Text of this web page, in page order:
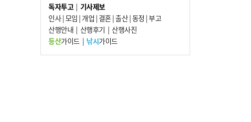
7
‘혐오표현’ 쓰면 지방공무원 최대 파면까지
중징계
8
부산 해운대구 아파트 14층서 불…실외기
과열 추정
독자투고| 기사제보
인사|모임 | 개업 | 결혼|출산|동정 |부고
산행안내 | 산행후기 | 산행사진
등산가이드| 낚시가이드